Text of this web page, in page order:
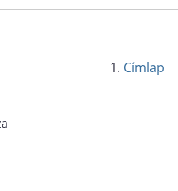
Címlap